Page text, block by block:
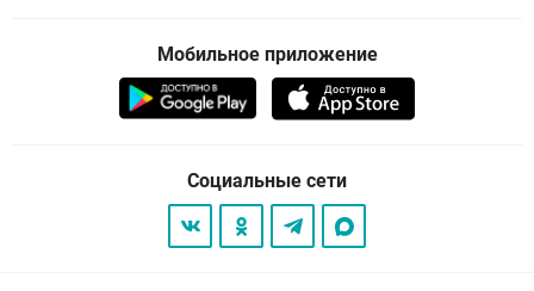
Мобильное приложение
Социальные сети